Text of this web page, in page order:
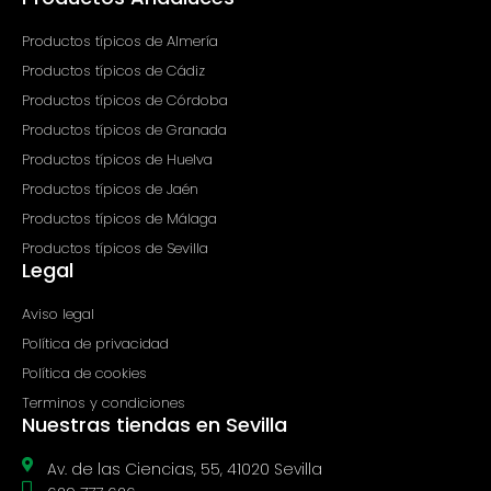
Productos típicos de Almería
Productos típicos de Cádiz
Productos típicos de Córdoba
Productos típicos de Granada
Productos típicos de Huelva
Productos típicos de Jaén
Productos típicos de Málaga
Productos típicos de Sevilla
Legal
Aviso legal
Política de privacidad
Política de cookies
Terminos y condiciones
Nuestras tiendas en Sevilla
Av. de las Ciencias, 55, 41020 Sevilla